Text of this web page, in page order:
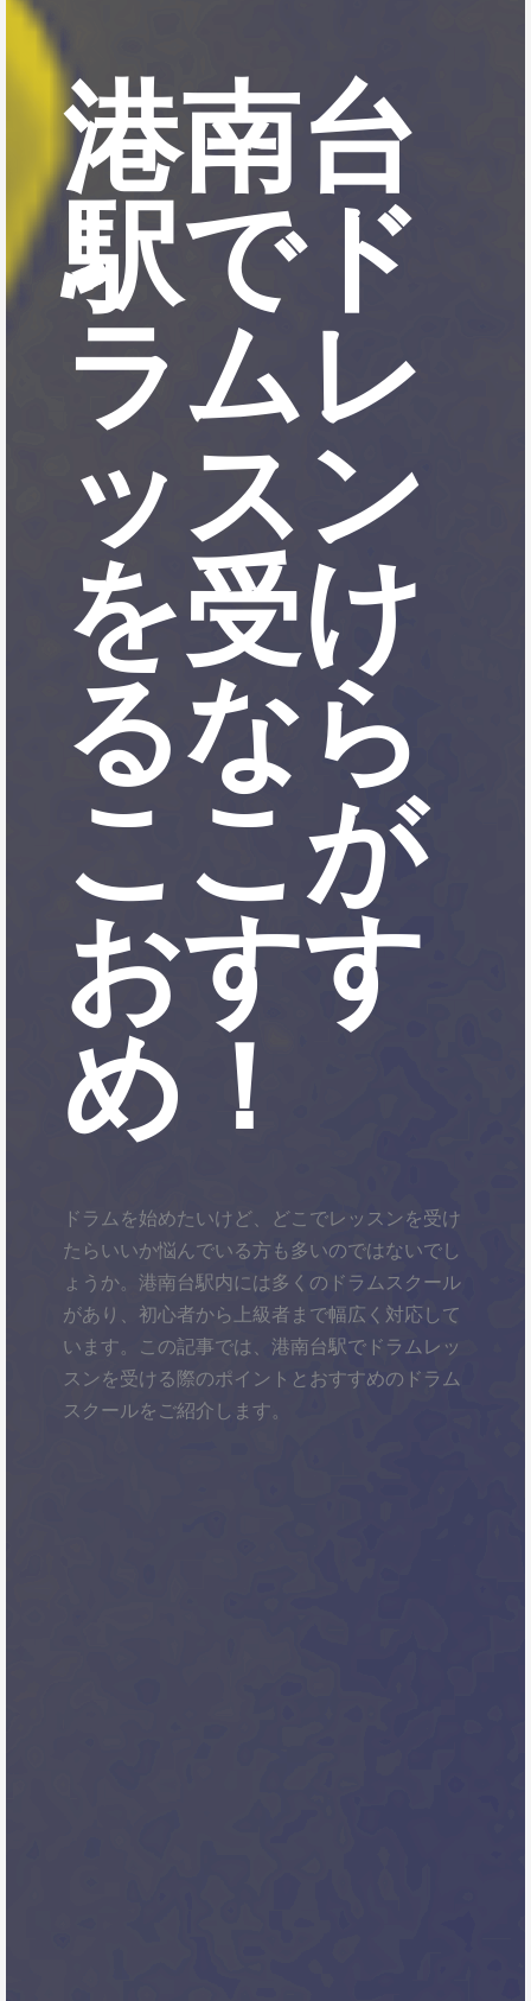
港南台
駅でド
ラムレ
ッスン
を受け
るなら
ここが
おすす
め！
ドラムを始めたいけど、どこでレッスンを受け
たらいいか悩んでいる方も多いのではないでし
ょうか。港南台駅内には多くのドラムスクール
があり、初心者から上級者まで幅広く対応して
います。この記事では、港南台駅でドラムレッ
スンを受ける際のポイントとおすすめのドラム
スクールをご紹介します。